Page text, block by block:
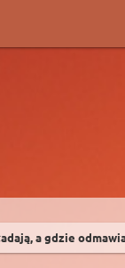
a gdzie